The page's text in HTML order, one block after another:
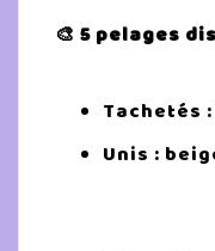
🎨 5 pelages
Tachetés
Unis :